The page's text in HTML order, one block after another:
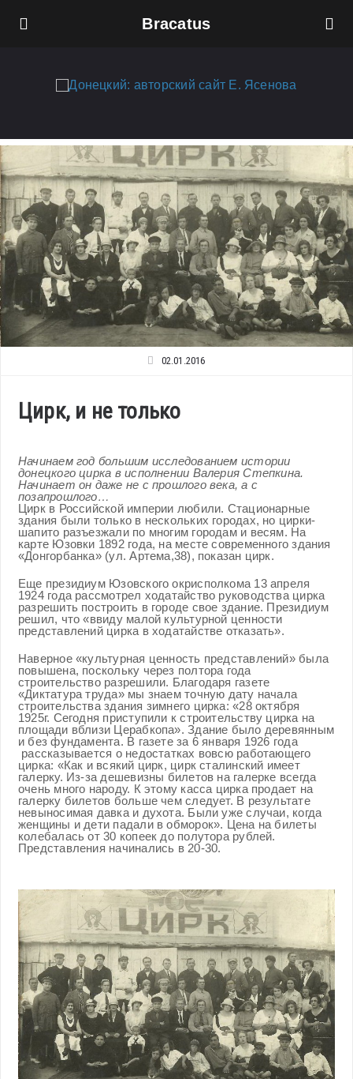
Bracatus
02.01.2016
Цирк, и не только
Начинаем год большим исследованием истории
донецкого цирка в исполнении Валерия Степкина.
Начинает он даже не с прошлого века, а с
позапрошлого…
Цирк в Российской империи любили. Стационарные
здания были только в нескольких городах, но цирки-
шапито разъезжали по многим городам и весям. На
карте Юзовки 1892 года, на месте современного здания
«Донгорбанка» (ул. Артема,38), показан цирк.
Еще президиум Юзовского окрисполкома 13 апреля
1924 года рассмотрел ходатайство руководства цирка
разрешить построить в городе свое здание. Президиум
решил, что «ввиду малой культурной ценности
представлений цирка в ходатайстве отказать».
Наверное «культурная ценность представлений» была
повышена, поскольку через полтора года
строительство разрешили. Благодаря газете
«Диктатура труда» мы знаем точную дату начала
строительства здания зимнего цирка: «28 октября
1925г. Сегодня приступили к строительству цирка на
площади вблизи Церабкопа». Здание было деревянным
и без фундамента. В газете за 6 января 1926 года
рассказывается о недостатках вовсю работающего
цирка: «Как и всякий цирк, цирк сталинский имеет
галерку. Из-за дешевизны билетов на галерке всегда
очень много народу. К этому касса цирка продает на
галерку билетов больше чем следует. В результате
невыносимая давка и духота. Были уже случаи, когда
женщины и дети падали в обморок». Цена на билеты
колебалась от 30 копеек до полутора рублей.
Представления начинались в 20-30.